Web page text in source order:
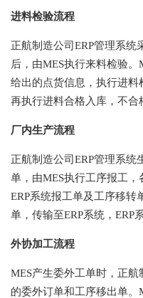
进料检验流程
正航制造公司ERP管理系
后，由MES执行来料检验
给出的点货信息，执行进料
再执行进料合格入库，不合
厂内生产流程
正航制造公司ERP管理系统
单，由MES执行工序报工
ERP系统报工单及工序移转
单，传输至ERP系统，ERP
外协加工流程
MES产生委外工单时，正
的委外订单和工序移出单。